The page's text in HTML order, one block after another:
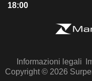
18:00
Informazioni legali
Copyright © 2026